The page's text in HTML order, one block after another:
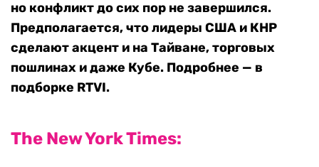
но конфликт до сих пор не завершился.
Предполагается, что лидеры США и КНР
сделают акцент и на Тайване, торговых
пошлинах и даже Кубе. Подробнее — в
подборке RTVI.
The New York Times: